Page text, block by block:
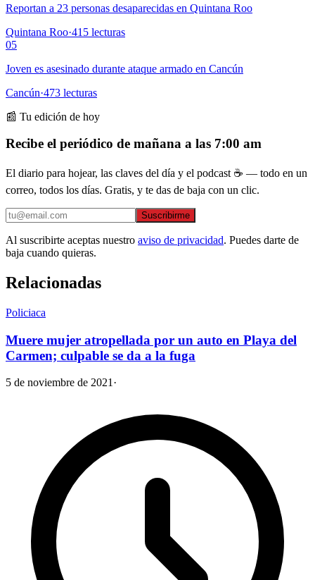
Reportan a 23 personas desaparecidas en Quintana Roo
Quintana Roo·415 lecturas
05
Joven es asesinado durante ataque armado en Cancún
Cancún·473 lecturas
📰 Tu edición de hoy
Recibe el periódico de mañana a las 7:00 am
El diario para hojear, las claves del día y el podcast ☕ — todo en un
correo, todos los días. Gratis, y te das de baja con un clic.
Suscribirme
Al suscribirte aceptas nuestro aviso de privacidad. Puedes darte de
baja cuando quieras.
Relacionadas
Policiaca
Muere mujer atropellada por un auto en Playa del
Carmen; culpable se da a la fuga
5 de noviembre de 2021 ·